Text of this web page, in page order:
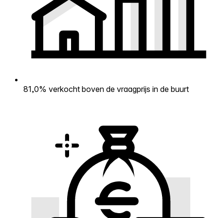
81,0% verkocht boven de vraagprijs in de buurt